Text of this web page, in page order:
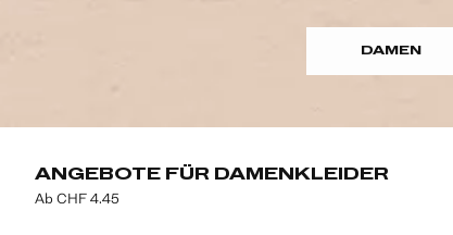
DAMEN
ANGEBOTE FÜR DAMENKLEIDER
Ab CHF 4.45